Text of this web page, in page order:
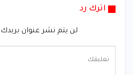
اترك رد
لن يتم نشر عنوان بريدك